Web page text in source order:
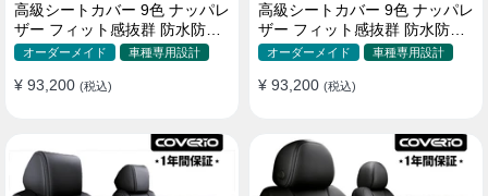
高級シートカバー 9色 ナッパレ
ザー フィット感抜群 防水防汚
オーダーメイド 全席セット
オーダーメイド 車種専用設計
¥ 93,200 (税込)
高級シートカバー 9色 ナッパレ
ザー フィット感抜群 防水防汚
オーダーメイド 全席セット
オーダーメイド 車種専用設計
¥ 93,200 (税込)